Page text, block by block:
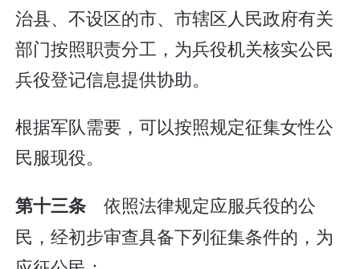
治县、不设区的市、市辖区人民政府有关
部门按照职责分工，为兵役机关核实公民
兵役登记信息提供协助。
根据军队需要，可以按照规定征集女性公
民服现役。
第十三条 依照法律规定应服兵役的公
民，经初步审查具备下列征集条件的，为